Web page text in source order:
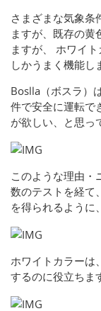
さまざまな気象条
ますが、既存の黄
ますが、 ホワイ
しかうまく機能し
Boslla（ボスラ）
件で安全に運転で
が欲しい、と思っ
このような理由・
数のテストを経て
を得られるように
ホワイトカラーは
するのに役立ちま